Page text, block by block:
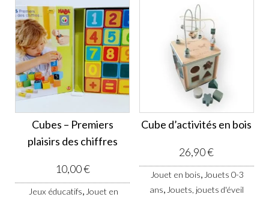
Cubes – Premiers
plaisirs des chiffres
10,00€
Jeux éducatifs Jouet en
Cube d’activités en bois
26,90€
Jouet en bois Jouets 0-3
ans Jouets, jouets d'éveil